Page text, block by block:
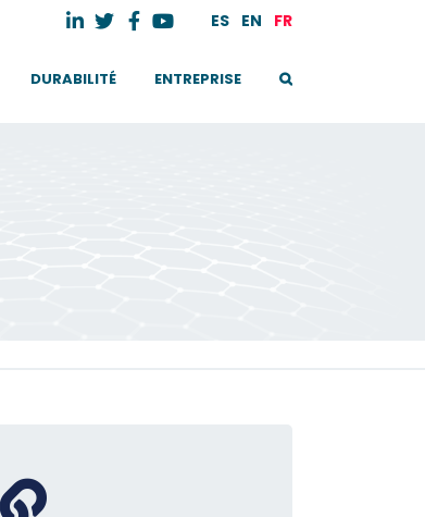
ES EN FR
DURABILITÉ ENTREPRISE